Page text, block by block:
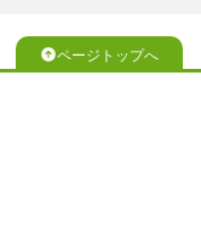
ページトップへ